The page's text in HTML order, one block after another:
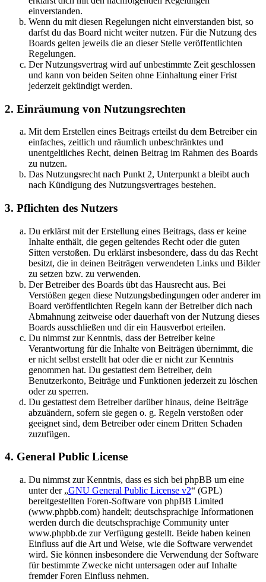
einverstanden.
Wenn du mit diesen Regelungen nicht einverstanden bist, so
darfst du das Board nicht weiter nutzen. Für die Nutzung des
Boards gelten jeweils die an dieser Stelle veröffentlichten
Regelungen.
Der Nutzungsvertrag wird auf unbestimmte Zeit geschlossen
und kann von beiden Seiten ohne Einhaltung einer Frist
jederzeit gekündigt werden.
2. Einräumung von Nutzungsrechten
Mit dem Erstellen eines Beitrags erteilst du dem Betreiber ein
einfaches, zeitlich und räumlich unbeschränktes und
unentgeltliches Recht, deinen Beitrag im Rahmen des Boards
zu nutzen.
Das Nutzungsrecht nach Punkt 2, Unterpunkt a bleibt auch
nach Kündigung des Nutzungsvertrages bestehen.
3. Pflichten des Nutzers
Du erklärst mit der Erstellung eines Beitrags, dass er keine
Inhalte enthält, die gegen geltendes Recht oder die guten
Sitten verstoßen. Du erklärst insbesondere, dass du das Recht
besitzt, die in deinen Beiträgen verwendeten Links und Bilder
zu setzen bzw. zu verwenden.
Der Betreiber des Boards übt das Hausrecht aus. Bei
Verstößen gegen diese Nutzungsbedingungen oder anderer im
Board veröffentlichten Regeln kann der Betreiber dich nach
Abmahnung zeitweise oder dauerhaft von der Nutzung dieses
Boards ausschließen und dir ein Hausverbot erteilen.
Du nimmst zur Kenntnis, dass der Betreiber keine
Verantwortung für die Inhalte von Beiträgen übernimmt, die
er nicht selbst erstellt hat oder die er nicht zur Kenntnis
genommen hat. Du gestattest dem Betreiber, dein
Benutzerkonto, Beiträge und Funktionen jederzeit zu löschen
oder zu sperren.
Du gestattest dem Betreiber darüber hinaus, deine Beiträge
abzuändern, sofern sie gegen o. g. Regeln verstoßen oder
geeignet sind, dem Betreiber oder einem Dritten Schaden
zuzufügen.
4. General Public License
Du nimmst zur Kenntnis, dass es sich bei phpBB um eine
unter der „GNU General Public License v2“ (GPL)
bereitgestellten Foren-Software von phpBB Limited
(www.phpbb.com) handelt; deutschsprachige Informationen
werden durch die deutschsprachige Community unter
www.phpbb.de zur Verfügung gestellt. Beide haben keinen
Einfluss auf die Art und Weise, wie die Software verwendet
wird. Sie können insbesondere die Verwendung der Software
für bestimmte Zwecke nicht untersagen oder auf Inhalte
fremder Foren Einfluss nehmen.